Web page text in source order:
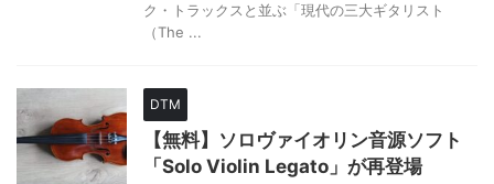
ク・トラックスと並ぶ「現代の三大ギタリスト
（The ...
DTM
【無料】ソロヴァイオリン音源ソフト
「Solo Violin Legato」が再登場